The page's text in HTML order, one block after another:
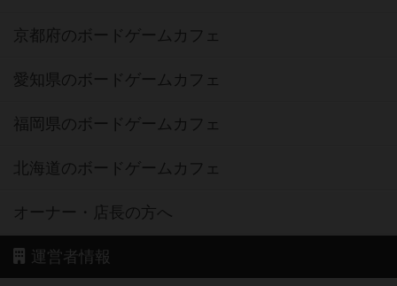
京都府のボードゲームカフェ
愛知県のボードゲームカフェ
福岡県のボードゲームカフェ
北海道のボードゲームカフェ
オーナー・店長の方へ
運営者情報